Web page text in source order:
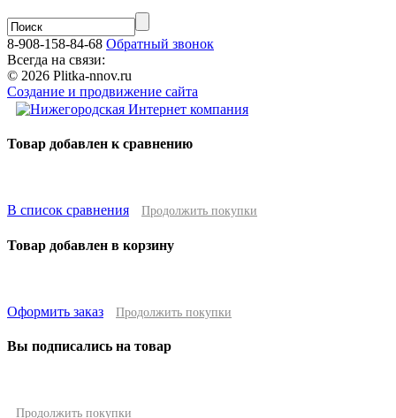
8-908-158-84-68 Обратный звонок
Всегда на связи:
© 2026 Plitka-nnov.ru
Создание и продвижение сайта
Товар добавлен к сравнению
В список сравнения Продолжить покупки
Товар добавлен в корзину
Оформить заказ Продолжить покупки
Вы подписались на товар
Продолжить покупки